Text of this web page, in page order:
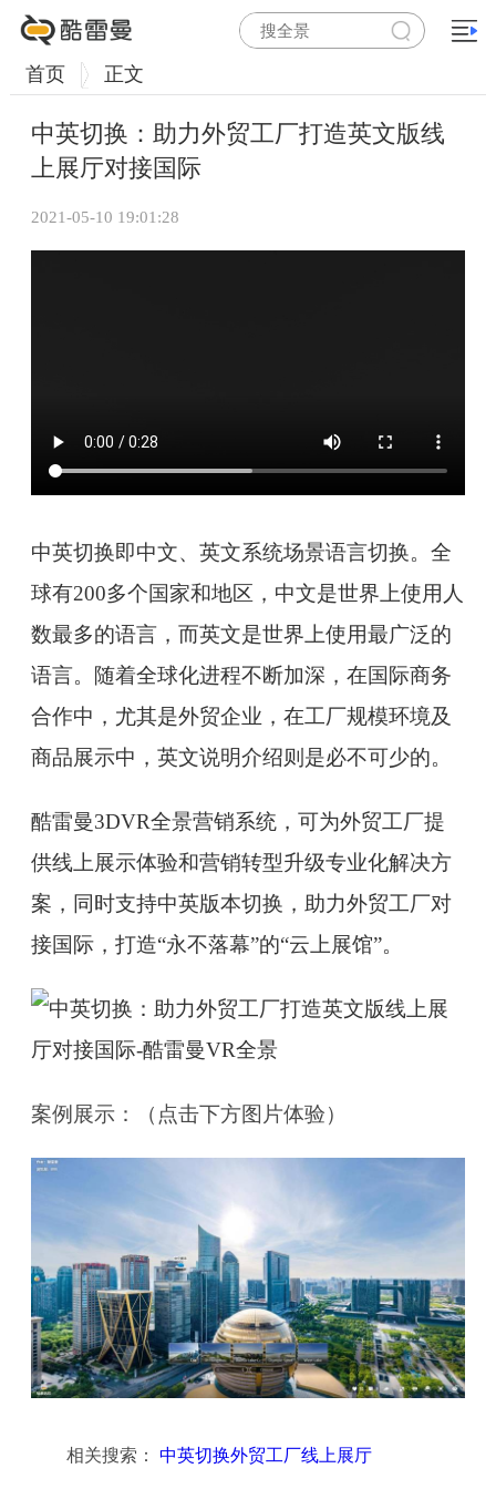
首页 正文
中英切换：助力外贸工厂打造英文版线
上展厅对接国际
2021-05-10 19:01:28
中英切换即中文、英文系统场景语言切换。全
球有200多个国家和地区，中文是世界上使用人
数最多的语言，而英文是世界上使用最广泛的
语言。随着全球化进程不断加深，在国际商务
合作中，尤其是外贸企业，在工厂规模环境及
商品展示中，英文说明介绍则是必不可少的。
酷雷曼3DVR全景营销系统，可为外贸工厂提
供线上展示体验和营销转型升级专业化解决方
案，同时支持中英版本切换，助力外贸工厂对
接国际，打造“永不落幕”的“云上展馆”。
案例展示：（点击下方图片体验）
相关搜索： 中英切换外贸工厂线上展厅